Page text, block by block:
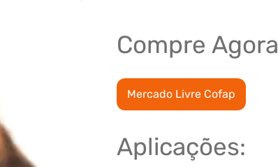
Compre Agora
Mercado Livre Cofap
Aplicações: